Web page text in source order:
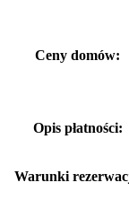
Ceny domów:
Opis płatności:
Warunki